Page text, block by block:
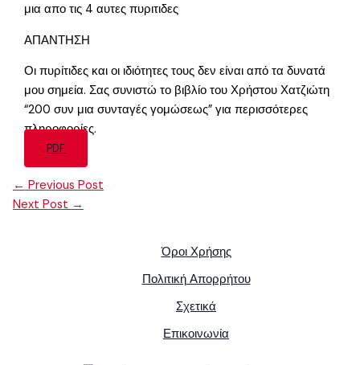
μια απο τις 4 αυτες πυριτιδες
ΑΠΑΝΤΗΣΗ
Οι πυρίτιδες και οι ιδιότητες τους δεν είναι από τα δυνατά
μου σημεία. Σας συνιστώ το βιβλίο του Χρήστου Χατζιώτη
“200 συν μια συνταγές γομώσεως” για περισσότερες
πληροφορίες.
PDF
← Previous Post
Next Post →
Όροι Χρήσης
Πολιτική Απορρήτου
Σχετικά
Επικοινωνία